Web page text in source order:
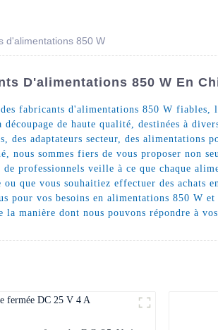
d'alimentations 850 W
D'alimentations 850 W En
fabricants d'alimentations 850 W
de haute qualité, destinées à
des adaptateurs secteur, des alimentations
nous sommes fiers de vous proposer non
professionnels veille à ce que chaque
que vous souhaitiez effectuer des
pour vos besoins en alimentations 850 W
la manière dont nous pouvons répondre à